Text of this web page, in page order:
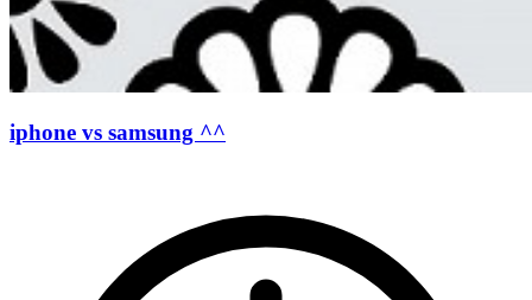
iphone vs samsung ^^